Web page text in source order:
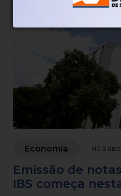
Economia Há 3 dias
Emissão de
IBS começa